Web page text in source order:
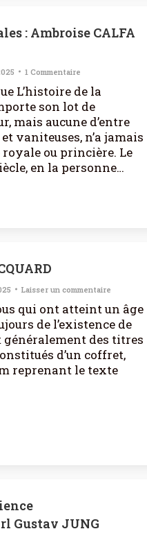
: Ambroise CALFA
1 Commentaire
L’histoire de la
son lot de
mais aucune d’entre
vaniteuses, n’a jamais
royale ou princière. Le
en la personne…
Laisser un commentaire
qui ont atteint un âge
de l’existence de
des titres
d’un coffret,
reprenant le texte
Gustav JUNG